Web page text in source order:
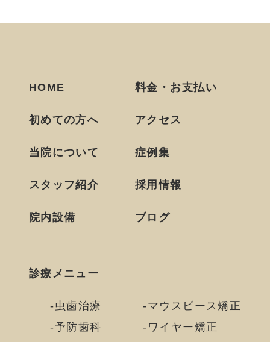
HOME
初めての方へ
当院について
スタッフ紹介
院内設備
料金・お支払い
アクセス
症例集
採用情報
ブログ
診療メニュー
虫歯治療
予防歯科
マウスピース矯正
ワイヤー矯正